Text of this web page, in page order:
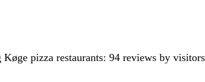
pizza restaurants: 94 reviews by